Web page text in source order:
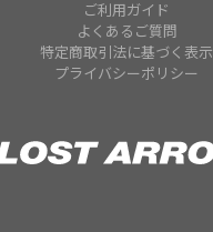
ご利用ガイド
よくあるご質問
特定商取引法に基づく表示
プライバシーポリシー